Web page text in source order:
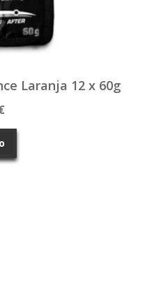
Laranja 12 x 60g